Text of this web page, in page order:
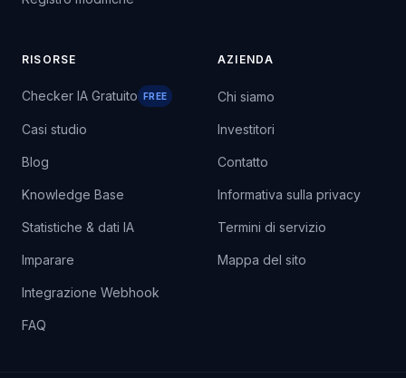
RISORSE
Checker IA Gratuito FREE
Casi studio
Blog
Knowledge Base
Statistiche & dati IA
Imparare
Integrazione Webhook
FAQ
AZIENDA
Chi siamo
Investitori
Contatto
Informativa sulla privacy
Termini di servizio
Mappa del sito